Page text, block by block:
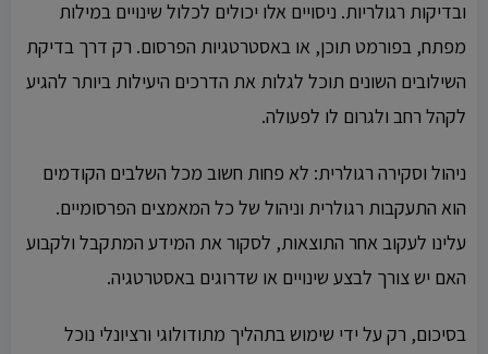
ובדיקות רגולריות. ניסויים אלו יכולים לכלול שינויים במילות
מפתח, בפורמט תוכן, או באסטרטגיות הפרסום. רק דרך בדיקת
השילובים השונים תוכל לגלות את הדרכים היעילות ביותר להגיע
לקהל רחב ולגרום לו לפעולה.
ניהול וסקירה רגולרית: לא פחות חשוב מכל השלבים הקודמים
הוא התעקבות רגולרית וניהול של כל המאמצים הפרסומיים.
עלינו לעקוב אחר התוצאות, לסקור את המידע המתקבל ולקבוע
האם יש צורך לבצע שינויים או שדרוגים באסטרטגיה.
בסיכום, רק על ידי שימוש בתהליך מתודולוגי ורציונלי נוכל